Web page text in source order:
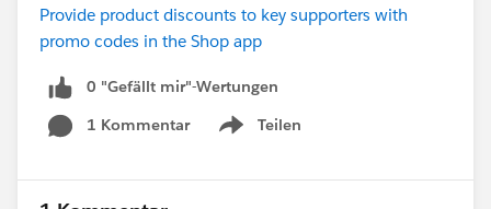
Provide product discounts to key supporters with
promo codes in the Shop app
0 "Gefällt mir"-Wertungen
1 Kommentar
Teilen
Show menu